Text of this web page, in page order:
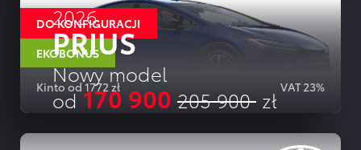
DO KONFIGURACJI
EKOBONUS
2026
PRIUS
Nowy model
od170 900 205 900 zł
SZCZEGOLY OFERTY
Kinto od 1772 zł VAT 23%